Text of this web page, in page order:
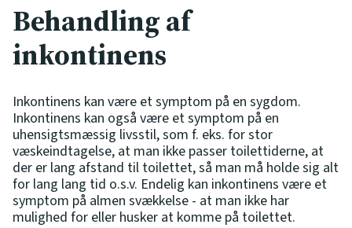
Behandling af
inkontinens
Inkontinens kan være et symptom på en sygdom.
Inkontinens kan også være et symptom på en
uhensigtsmæssig livsstil, som f. eks. for stor
væskeindtagelse, at man ikke passer toilettiderne, at
der er lang afstand til toilettet, så man må holde sig alt
for lang lang tid o.s.v. Endelig kan inkontinens være et
symptom på almen svækkelse - at man ikke har
mulighed for eller husker at komme på toilettet.